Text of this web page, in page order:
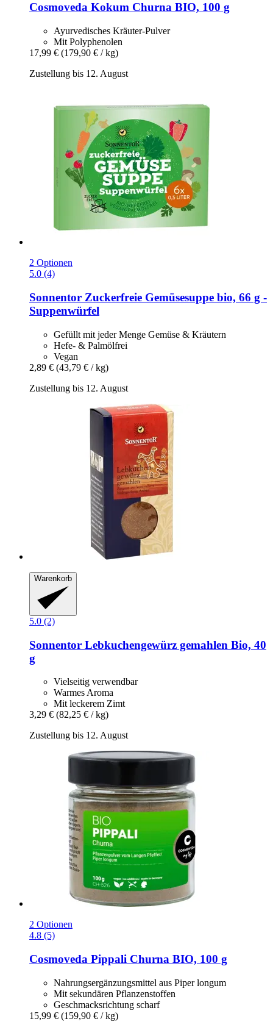
Cosmoveda Kokum Churna BIO, 100 g
Ayurvedisches Kräuter-Pulver
Mit Polyphenolen
17,99 € (179,90 € / kg)
Zustellung bis 12. August
2 Optionen
5.0 (4)
Sonnentor Zuckerfreie Gemüsesuppe bio, 66 g -​
Suppenwürfel
Gefüllt mit jeder Menge Gemüse & Kräutern
Hefe- & Palmölfrei
Vegan
2,89 € (43,79 € / kg)
Zustellung bis 12. August
Warenkorb
5.0 (2)
Sonnentor Lebkuchengewürz gemahlen Bio, 40
g
Vielseitig verwendbar
Warmes Aroma
Mit leckerem Zimt
3,29 € (82,25 € / kg)
Zustellung bis 12. August
2 Optionen
4.8 (5)
Cosmoveda Pippali Churna BIO, 100 g
Nahrungsergänzungsmittel aus Piper longum
Mit sekundären Pflanzenstoffen
Geschmacks­richtung scharf
15,99 € (159,90 € / kg)